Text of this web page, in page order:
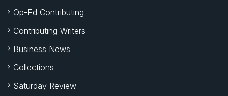
Op-Ed Contributing
Contributing Writers
Business News
Collections
Saturday Review